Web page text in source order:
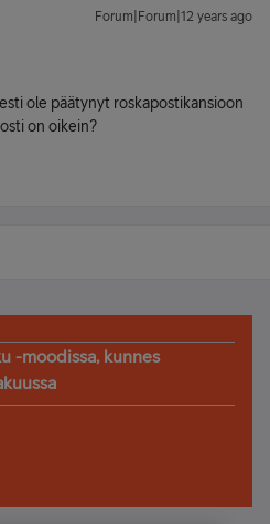
Forum|Forum|12 years ago
ole päätynyt roskapostikansioon
on oikein?
-moodissa, kunnes